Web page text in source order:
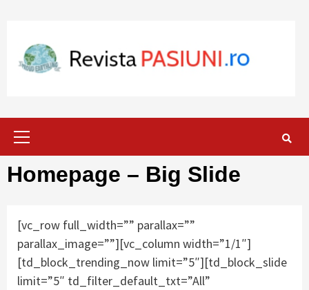
content
Homepage – Big Slide
[vc_row full_width=”” parallax=””
parallax_image=””][vc_column width=”1/1″]
[td_block_trending_now limit=”5″][td_block_slide
limit=”5″ td_filter_default_txt=”All”